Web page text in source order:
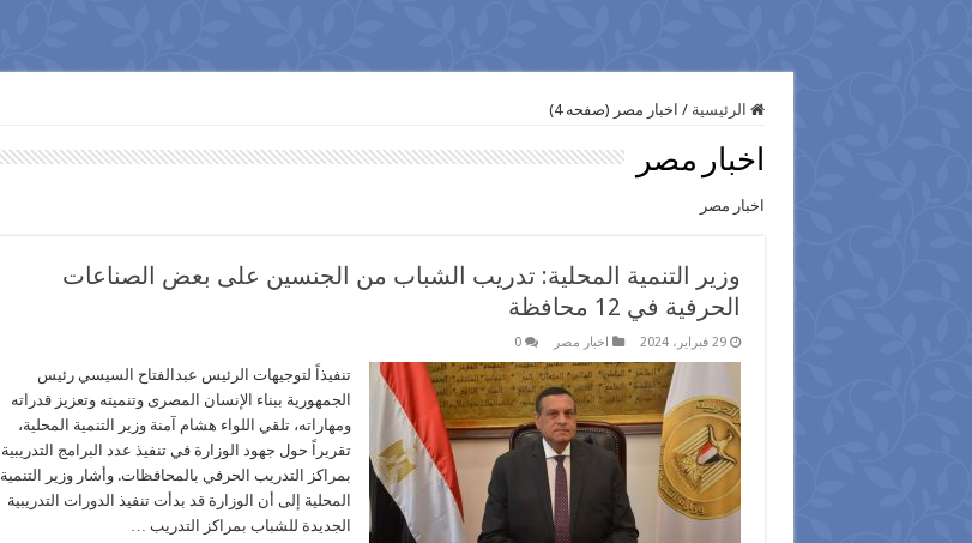
الرئيسية / اخبار مصر (صفحه 4)
اخبار مصر
اخبار مصر
وزير التنمية المحلية: تدريب الشباب من الجنسين على بعض الصناعات
الحرفية في 12 محافظة
29 فبراير، 2024 اخبار مصر 0
تنفيذاً لتوجيهات الرئيس عبدالفتاح السيسي رئيس
الجمهورية ببناء الإنسان المصرى وتنميته وتعزيز قدراته
ومهاراته، تلقي اللواء هشام آمنة وزير التنمية المحلية،
تقريراً حول جهود الوزارة في تنفيذ عدد البرامج التدريبية
بمراكز التدريب الحرفي بالمحافظات. وأشار وزير التنمية
المحلية إلى أن الوزارة قد بدأت تنفيذ الدورات التدريبية
الجديدة للشباب بمراكز التدريب …